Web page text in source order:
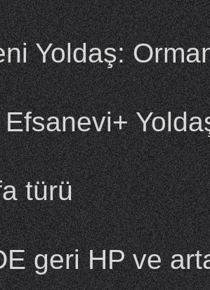
Yoldaş:
türü
geri HP ve